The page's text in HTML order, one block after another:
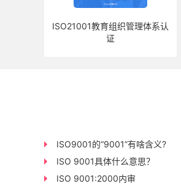
ISO21001教育组织管理体系认
证
ISO9001的“9001”有啥含义?
ISO 9001具体什么意思？
ISO 9001:2000内审